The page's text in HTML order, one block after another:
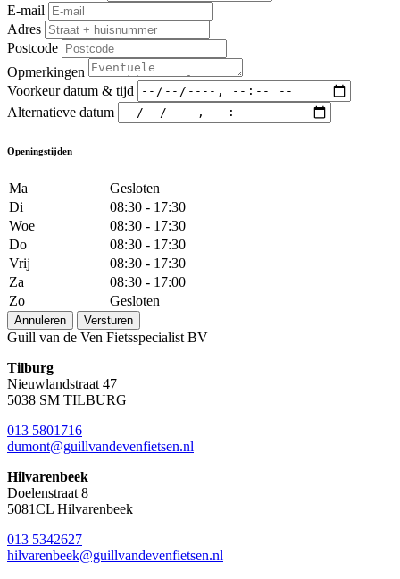
E-mail
Adres
Postcode
Opmerkingen
Voorkeur datum & tijd
Alternatieve datum
Openingstijden
Ma
Gesloten
Di
08:30 - 17:30
Woe
08:30 - 17:30
Do
08:30 - 17:30
Vrij
08:30 - 17:30
Za
08:30 - 17:00
Zo
Gesloten
Annuleren Versturen
Guill van de Ven Fietsspecialist BV
Tilburg
Nieuwlandstraat 47
5038 SM TILBURG
013 5801716
dumont@guillvandevenfietsen.nl
Hilvarenbeek
Doelenstraat 8
5081CL Hilvarenbeek
013 5342627
hilvarenbeek@guillvandevenfietsen.nl